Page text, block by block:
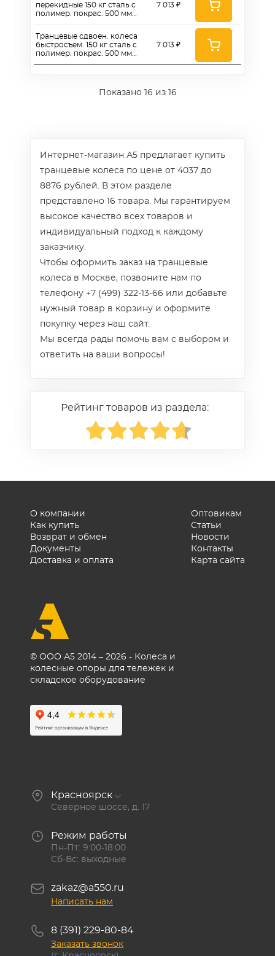
перекидные 150 кг сталь с
полимер. покрас. 500 мм
Транцевые сдвоен. колеса
быстросъем. 150 кг сталь с
полимер. покрас. 500 мм
7 013 ₽
7 013 ₽
Показано 16 из 16
Интернет-магазин А5 предлагает купить
транцевые колеса по цене от 4037 до
8876 рублей. В этом разделе
представлено 16 товара. Мы гарантируем
высокое качество всех товаров и
индивидуальный подход к каждому
заказчику.
Чтобы оформить заказ на транцевые
колеса в Москве, позвоните нам по
телефону +7 (499) 322-13-66 или добавьте
нужный товар в корзину и оформите
покупку через наш сайт.
Мы всегда рады помочь вам с выбором и
ответить на ваши вопросы!
Рейтинг товаров из раздела:
© ООО А5 2014 – 2026 - Колеса и
колесные опоры для тележек и
складское оборудование
О компании
Как купить
Возврат и обмен
Документы
Доставка и оплата
Оптовикам
Статьи
Новости
Контакты
Карта сайта
Красноярск
Северное шоссе, д. 17
Режим работы
Пн-Пт: 9:00-18:00
Сб-Вс: выходные
zakaz@a550.ru
Написать нам
8 (391) 229-80-84
Заказать звонок